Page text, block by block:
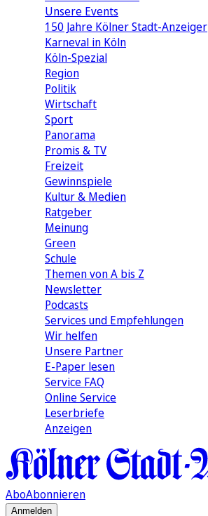
Unsere Events
150 Jahre Kölner Stadt-Anzeiger
Karneval in Köln
Köln-Spezial
Region
Politik
Wirtschaft
Sport
Panorama
Promis & TV
Freizeit
Gewinnspiele
Kultur & Medien
Ratgeber
Meinung
Green
Schule
Themen von A bis Z
Newsletter
Podcasts
Services und Empfehlungen
Wir helfen
Unsere Partner
E-Paper lesen
Service FAQ
Online Service
Leserbriefe
Anzeigen
AboAbonnieren
Anmelden